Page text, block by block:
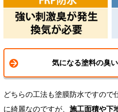
気になる塗料の臭
どちらの工法も塗膜防水ですので
に綺麗なのですが、 施工面積や下